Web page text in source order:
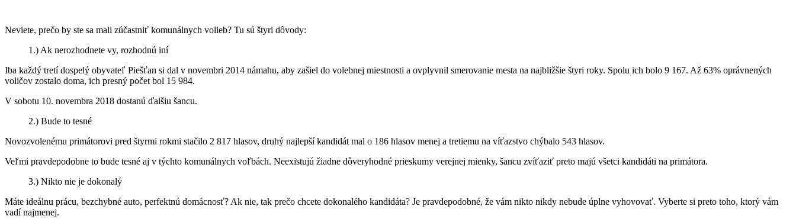
Neviete, prečo by ste sa mali zúčastniť komunálnych volieb? Tu sú štyri dôvody:
1.) Ak nerozhodnete vy, rozhodnú iní
Iba každý tretí dospelý obyvateľ Piešťan si dal v novembri 2014 námahu, aby zašiel do volebnej miestnosti a ovplyvnil smerovanie mesta na najbližšie štyri roky. Spolu ich bolo 9 167. Až 63% oprávnených
voličov zostalo doma, ich presný počet bol 15 984.
V sobotu 10. novembra 2018 dostanú ďalšiu šancu.
2.) Bude to tesné
Novozvolenému primátorovi pred štyrmi rokmi stačilo 2 817 hlasov, druhý najlepší kandidát mal o 186 hlasov menej a tretiemu na víťazstvo chýbalo 543 hlasov.
Veľmi pravdepodobne to bude tesné aj v týchto komunálnych voľbách. Neexistujú žiadne dôveryhodné prieskumy verejnej mienky, šancu zvíťaziť preto majú všetci kandidáti na primátora.
3.) Nikto nie je dokonalý
Máte ideálnu prácu, bezchybné auto, perfektnú domácnosť? Ak nie, tak prečo chcete dokonalého kandidáta? Je pravdepodobné, že vám nikto nikdy nebude úplne vyhovovať. Vyberte si preto toho, ktorý vám
vadí najmenej.